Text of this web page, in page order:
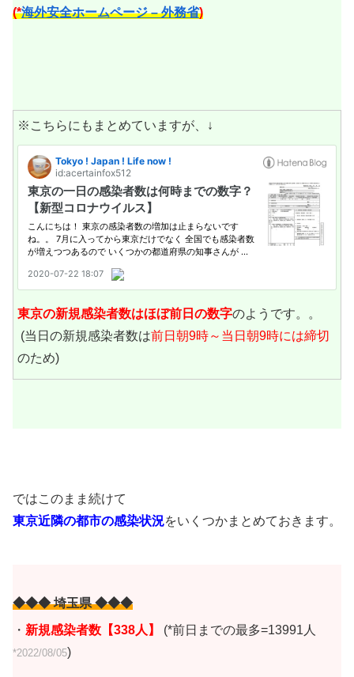
(*海外安全ホームページ – 外務省)
※こちらにもまとめていますが、↓
東京の新規感染者数はほぼ前日の数字のようです。。
(当日の新規感染者数は前日朝9時～当日朝9時には締切
のため)
ではこのまま続けて
東京近隣の都市の感染状況をいくつかまとめておきます。
◆◆◆ 埼玉県 ◆◆◆
・ 新規感染者数【338人】 (*前日までの最多=13991人
*2022/08/05)